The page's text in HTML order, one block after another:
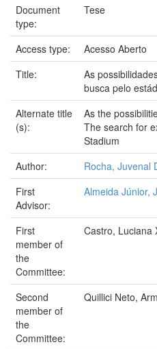
Document
type:
Tese
Access type:
Acesso Aberto
Title:
As
busca pelo
Alternate title
(s):
As the
The search for
Stadium
Author:
Rocha, Juvenal
First
Advisor:
Almeida Júnior,
First
member of
the
Committee:
Castro, Luciana
Second
member of
the
Committee:
Quillici Neto,